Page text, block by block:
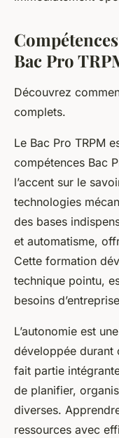
Bac Pro
Découvrez
complets.
Le Bac Pro TRPM
compétences Bac
l’accent sur le
technologies
des bases
et automatisme,
Cette formation
technique pointu,
besoins
L’autonomie est
développée durant
fait partie
de planifier,
diverses.
ressources avec